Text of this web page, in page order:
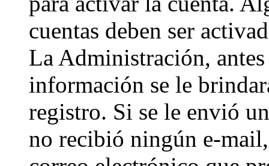
cuentas deben ser
La Administración,
información se le
registro. Si se le envió
no recibió ningún e-